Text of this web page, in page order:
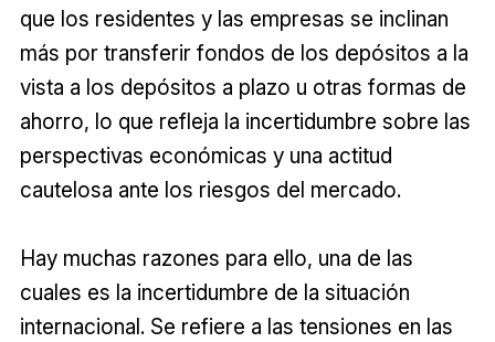
que los residentes y las empresas se inclinan
más por transferir fondos de los depósitos a la
vista a los depósitos a plazo u otras formas de
ahorro, lo que refleja la incertidumbre sobre las
perspectivas económicas y una actitud
cautelosa ante los riesgos del mercado.
Hay muchas razones para ello, una de las
cuales es la incertidumbre de la situación
internacional. Se refiere a las tensiones en las